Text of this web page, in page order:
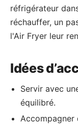
réfrigérateur
réchauffer, un
l'Air Fryer leur
Idées
Servir avec
équilibré.
Accompagner